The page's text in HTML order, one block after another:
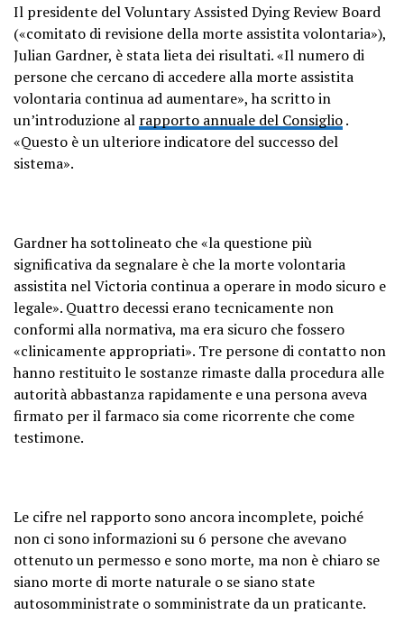
Il presidente del Voluntary Assisted Dying Review Board
(«comitato di revisione della morte assistita volontaria»),
Julian Gardner, è stata lieta dei risultati. «Il numero di
persone che cercano di accedere alla morte assistita
volontaria continua ad aumentare», ha scritto in
un’introduzione al rapporto annuale del Consiglio.
«Questo è un ulteriore indicatore del successo del
sistema».
Gardner ha sottolineato che «la questione più
significativa da segnalare è che la morte volontaria
assistita nel Victoria continua a operare in modo sicuro e
legale». Quattro decessi erano tecnicamente non
conformi alla normativa, ma era sicuro che fossero
«clinicamente appropriati». Tre persone di contatto non
hanno restituito le sostanze rimaste dalla procedura alle
autorità abbastanza rapidamente e una persona aveva
firmato per il farmaco sia come ricorrente che come
testimone.
Le cifre nel rapporto sono ancora incomplete, poiché
non ci sono informazioni su 6 persone che avevano
ottenuto un permesso e sono morte, ma non è chiaro se
siano morte di morte naturale o se siano state
autosomministrate o somministrate da un praticante.